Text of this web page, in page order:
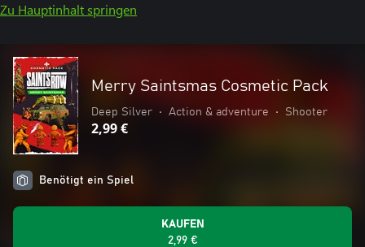
Zu Hauptinhalt springen
Merry Saintsmas Cosmetic Pack
Deep Silver • Action & adventure • Shooter
2,99 €
Benötigt ein Spiel
KAUFEN
2,99 €